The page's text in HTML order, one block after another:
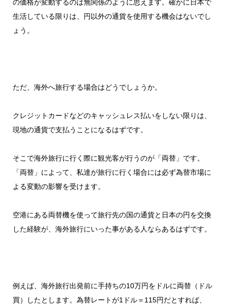
の価格が変動するのは無関係のように思えます。確かに日本で
生活している限りは、円以外の通貨を使用する機会はないでし
ょう。
ただ、海外へ旅行する場合はどうでしょうか。
クレジットカードなどのキャッシュレス払いをしない限りは、
現地の通貨で支払うことになるはずです。
そこで海外旅行に行く際に観光客が行うのが「両替」です。
「両替」によって、私達が旅行に行く場合には必ず為替市場に
よる変動の影響を受けます。
空港にある両替機を使って旅行先の国の通貨と日本の円を交換
した経験が、海外旅行にいった事がある人ならあるはずです。
例えば、海外旅行出発前に手持ちの10万円をドルに両替（ドル
買）したとします。為替レートが1ドル＝115円だとすれば、